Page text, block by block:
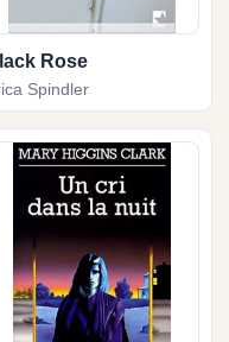
Rose
Spindler